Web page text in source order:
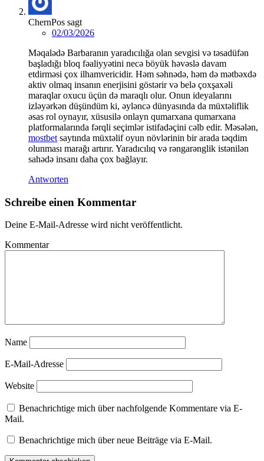
ChernPos sagt
02/03/2026
Məqalədə Barbaranın yaradıcılığa olan sevgisi və təsadüfən
başladığı bloq fəaliyyətini necə böyük həvəslə davam
etdirməsi çox ilhamvericidir. Həm səhnədə, həm də mətbəxdə
aktiv olmaq insanın enerjisini göstərir və belə çoxşaxəli
maraqlar oxucu üçün də maraqlı olur. Onun ideyalarını
izləyərkən düşündüm ki, əyləncə dünyasında da müxtəliflik
əsas rol oynayır, xüsusilə onlayn qumarxana qumarxana
platformalarında fərqli seçimlər istifadəçini cəlb edir. Məsələn,
mostbet saytında müxtəlif oyun növlərinin bir arada təqdim
olunması marağı artırır. Yaradıcılıq və rəngarənglik istənilən
sahədə insanı daha çox bağlayır.
Antworten
Schreibe einen Kommentar
Deine E-Mail-Adresse wird nicht veröffentlicht.
Kommentar
Name
E-Mail-Adresse
Website
Benachrichtige mich über nachfolgende Kommentare via E-
Mail.
Benachrichtige mich über neue Beiträge via E-Mail.